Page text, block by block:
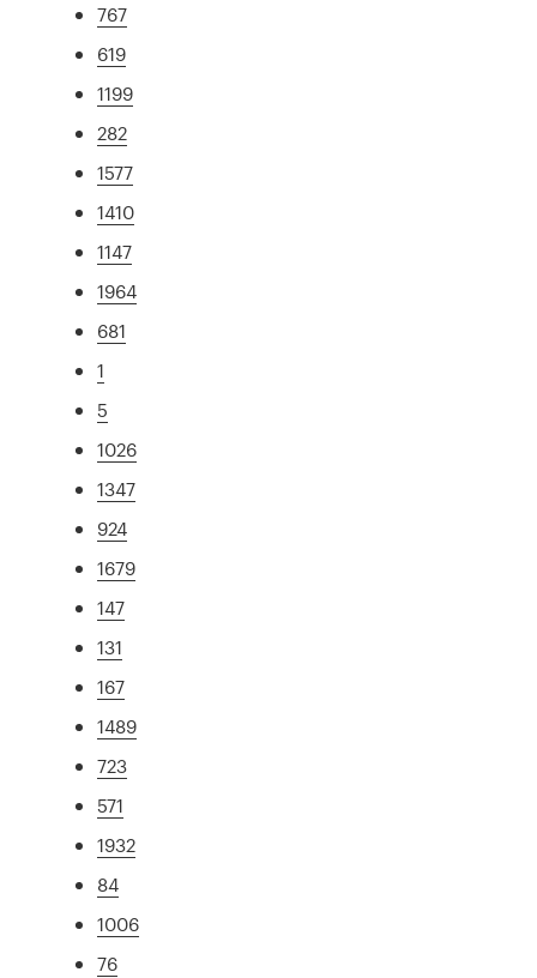
767
619
1199
282
1577
1410
1147
1964
681
1
5
1026
1347
924
1679
147
131
167
1489
723
571
1932
84
1006
76